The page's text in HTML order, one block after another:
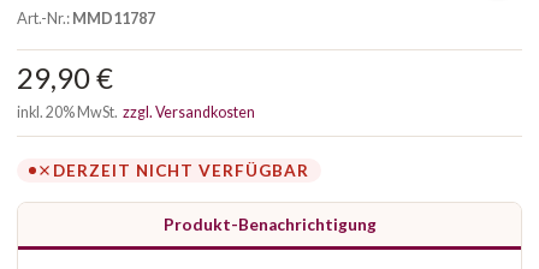
Art.-Nr.:MMD11787
29,90 €
inkl. 20% MwSt. zzgl. Versandkosten
DERZEIT NICHT VERFÜGBAR
Produkt-Benachrichtigung